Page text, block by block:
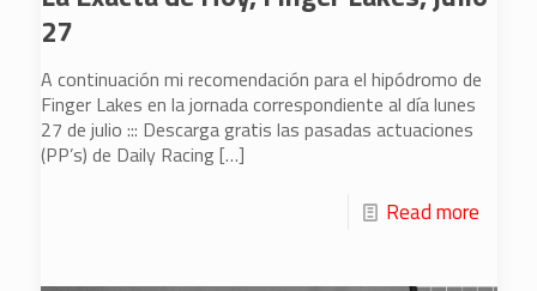
27
A continuación mi recomendación para el hipódromo de
Finger Lakes en la jornada correspondiente al día lunes
27 de julio ::: Descarga gratis las pasadas actuaciones
(PP’s) de Daily Racing […]
Read more